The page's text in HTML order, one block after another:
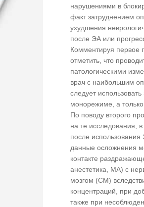
нарушениями в
факт затруднением
ухудшения
после ЭА или
Комментируя первое
отметить, что
патологическими
врач с наибольшим
следует
монорежиме, а
По поводу второго
на те исследования,
после использования
данные осложнения
контакте
анестетика, МА) с
мозгом (СМ)
концентраций, при
также при